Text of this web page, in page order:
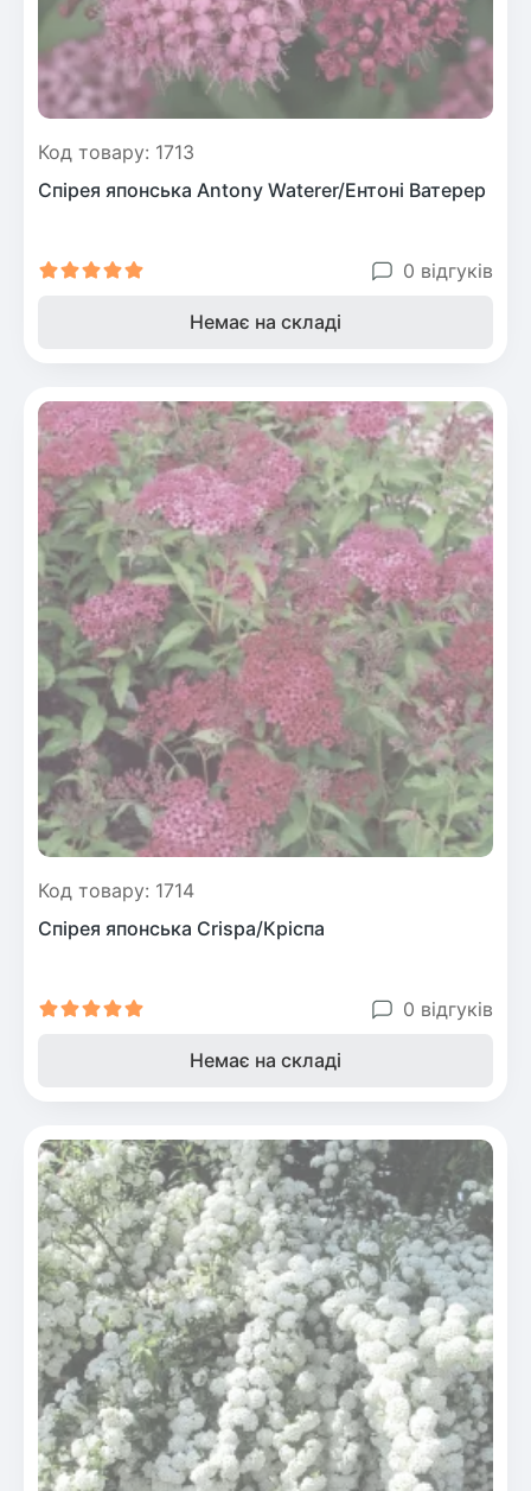
Код товару: 1713
Спірея японська Antony Waterer/Ентоні Ватерер
0 відгуків
Немає на складі
Код товару: 1714
Спірея японська Crispa/Кріспа
0 відгуків
Немає на складі